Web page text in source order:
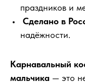
праздников и
Сделано в
надёжности.
Карнавальный
мальчика — это